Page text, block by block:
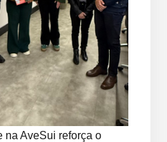
na AveSui reforça o